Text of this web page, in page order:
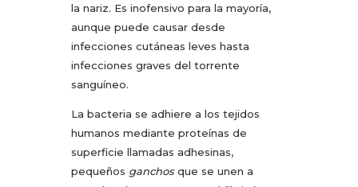
la nariz. Es inofensivo para la mayoría,
aunque puede causar desde
infecciones cutáneas leves hasta
infecciones graves del torrente
sanguíneo.
La bacteria se adhiere a los tejidos
humanos mediante proteínas de
superficie llamadas adhesinas,
pequeños ganchosque se unen a